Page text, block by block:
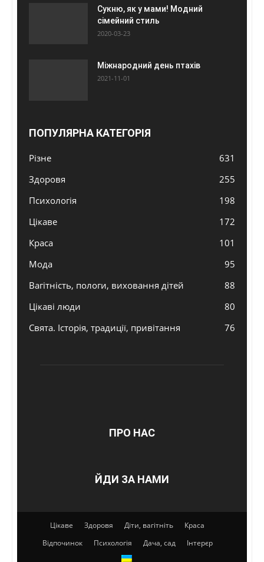
Сукню, як у мами! Модний
сімейний стиль
2020-03-23
Міжнародний день птахів
2021-11-01
ПОПУЛЯРНА КАТЕГОРІЯ
Різне
631
Здоровя
255
Психологія
198
Цікаве
172
Краса
101
Мода
95
Вагітність, пологи, виховання дітей
88
Цікаві люди
80
Свята. Історія, традиції, привітання
76
ПРО НАС
ЙДИ ЗА НАМИ
Цікаве Здоровя Діти, вагітніть
Краса
Відпочинок
Психологія Дача, сад Інтерєр